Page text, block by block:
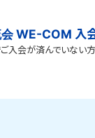
WE-COM 入
会が済んでいない方